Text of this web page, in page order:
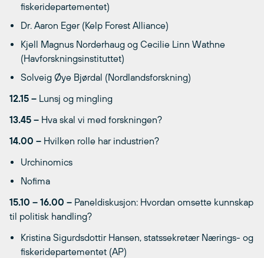
fiskeridepartementet)
Dr. Aaron Eger (Kelp Forest Alliance)
Kjell Magnus Norderhaug og Cecilie Linn Wathne
(Havforskningsinstituttet)
Solveig Øye Bjørdal (Nordlandsforskning)
12.15 – Lunsj og mingling
13.45 – Hva skal vi med forskningen?
14.00 – Hvilken rolle har industrien?
Urchinomics
Nofima
15.10 – 16.00 – Paneldiskusjon: Hvordan omsette kunnskap
til politisk handling?
Kristina Sigurdsdottir Hansen, statssekretær Nærings- og
fiskeridepartementet (AP)